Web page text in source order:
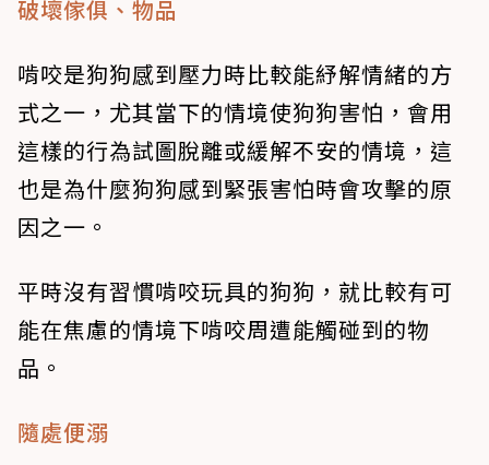
破壞傢俱、物品
啃咬是狗狗感到壓力時比較能紓解情緒的方
式之一，尤其當下的情境使狗狗害怕，會用
這樣的行為試圖脫離或緩解不安的情境，這
也是為什麼狗狗感到緊張害怕時會攻擊的原
因之一。
平時沒有習慣啃咬玩具的狗狗，就比較有可
能在焦慮的情境下啃咬周遭能觸碰到的物
品。
隨處便溺